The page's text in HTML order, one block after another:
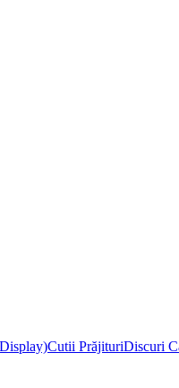
Cutii PrăjituriDiscuri